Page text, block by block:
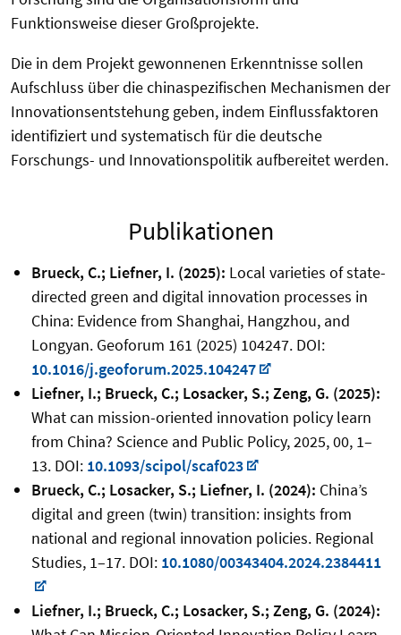
Funktionsweise dieser Großprojekte.
Die in dem Projekt gewonnenen Erkenntnisse sollen
Aufschluss über die chinaspezifischen Mechanismen der
Innovationsentstehung geben, indem Einflussfaktoren
identifiziert und systematisch für die deutsche
Forschungs- und Innovationspolitik aufbereitet werden.
Publikationen
Brueck, C.; Liefner, I. (2025): Local varieties of state-
directed green and digital innovation processes in
China: Evidence from Shanghai, Hangzhou, and
Longyan. Geoforum 161 (2025) 104247. DOI:
10.1016/j.geoforum.2025.104247
Liefner, I.; Brueck, C.; Losacker, S.; Zeng, G. (2025):
What can mission-oriented innovation policy learn
from China? Science and Public Policy, 2025, 00, 1–
13. DOI: 10.1093/scipol/scaf023
Brueck, C.; Losacker, S.; Liefner, I. (2024): China’s
digital and green (twin) transition: insights from
national and regional innovation policies. Regional
Studies, 1–17. DOI: 10.1080/00343404.2024.2384411
Liefner, I.; Brueck, C.; Losacker, S.; Zeng, G. (2024):